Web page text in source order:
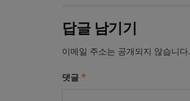
답글 남기기
이메일 주소는 공개되지 않습니다.
댓글 *